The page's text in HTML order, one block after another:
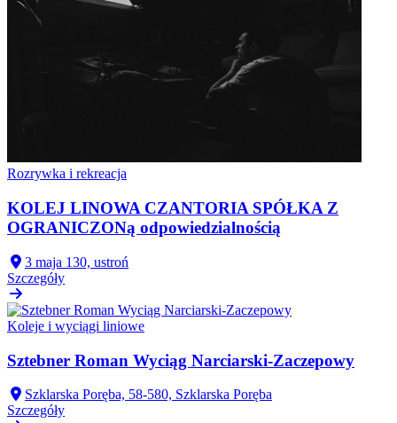
Rozrywka i rekreacja
KOLEJ LINOWA CZANTORIA SPÓŁKA Z
OGRANICZONą odpowiedzialnością
3 maja 130, ustroń
Szczegóły
Koleje i wyciągi liniowe
Sztebner Roman Wyciąg Narciarski-Zaczepowy
Szklarska Poręba, 58-580, Szklarska Poręba
Szczegóły